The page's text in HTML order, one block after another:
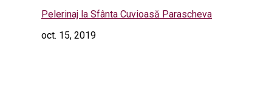
Pelerinaj la Sfânta Cuvioasă Parascheva
oct. 15, 2019